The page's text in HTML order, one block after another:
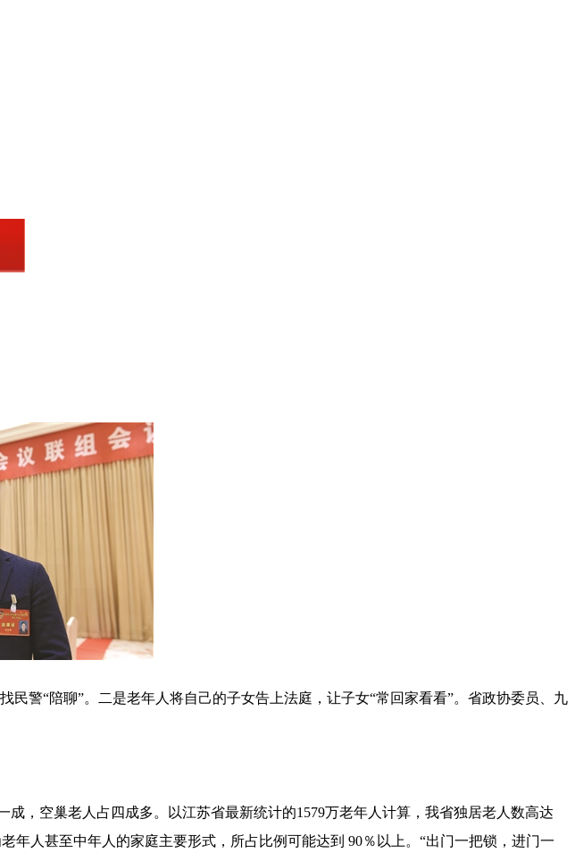
警“陪聊”。二是老年人将自己的子女告上法庭，让子女“常回家看看”。省政协委员、九
空巢老人占四成多。以江苏省最新统计的1579万老年人计算，我省独居老人数高达
年人甚至中年人的家庭主要形式，所占比例可能达到 90％以上。“出门一把锁，进门一